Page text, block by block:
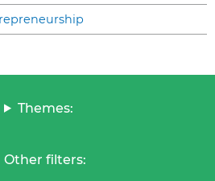
Themes:
Other filters: